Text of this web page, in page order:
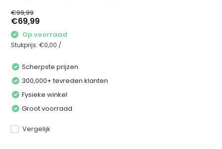
€99,99
€69,99
Op voorraad
Stukprijs:€0,00 /
Scherpste prijzen
300,000+ tevreden klanten
Fysieke winkel
Groot voorraad
Vergelijk